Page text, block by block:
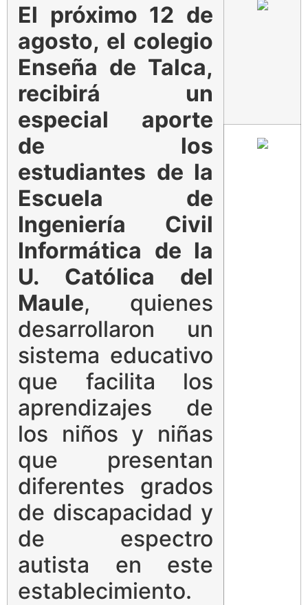
El próximo 12 de
agosto, el colegio
Enseña de Talca,
recibirá un
especial aporte
de los
estudiantes de la
Escuela de
Ingeniería Civil
Informática de la
U. Católica del
Maule, quienes
desarrollaron un
sistema educativo
que facilita los
aprendizajes de
los niños y niñas
que presentan
diferentes grados
de discapacidad y
de espectro
autista en este
establecimiento.